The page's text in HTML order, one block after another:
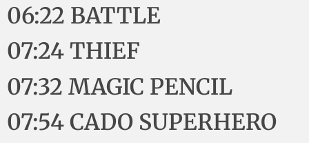
06:22 BATTLE
07:24 THIEF
07:32 MAGIC PENCIL
07:54 CADO SUPERHERO